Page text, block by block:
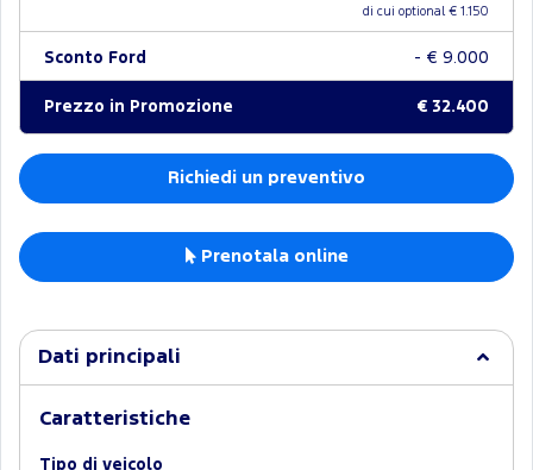
di cui optional € 1.150
Sconto Ford - € 9.000
Prezzo in Promozione € 32.400
Richiedi un preventivo
Prenotala online
Dati principali
Caratteristiche
Tipo di veicolo